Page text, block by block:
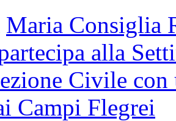
Maria Consiglia